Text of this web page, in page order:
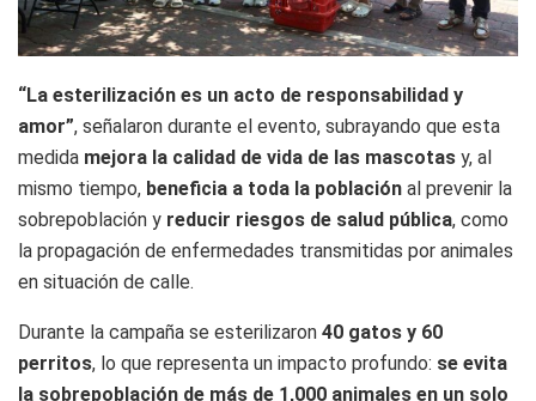
“La esterilización es un acto de responsabilidad y
amor”, señalaron durante el evento, subrayando que esta
medida mejora la calidad de vida de las mascotas y, al
mismo tiempo, beneficia a toda la población al prevenir la
sobrepoblación y reducir riesgos de salud pública, como
la propagación de enfermedades transmitidas por animales
en situación de calle.
Durante la campaña se esterilizaron 40 gatos y 60
perritos, lo que representa un impacto profundo: se evita
la sobrepoblación de más de 1,000 animales en un solo